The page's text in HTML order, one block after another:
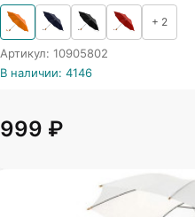
+ 2
Артикул: 10905802
В наличии: 4146
999 ₽